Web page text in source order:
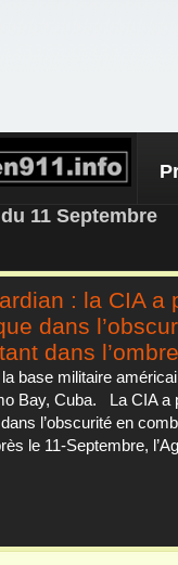
11 Septembre
: la CIA a
dans
dans l’ombre
base militaire
Bay, Cuba. La CIA a
dans l’obscurité en
le 11-Septembre,